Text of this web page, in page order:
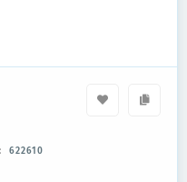
622610